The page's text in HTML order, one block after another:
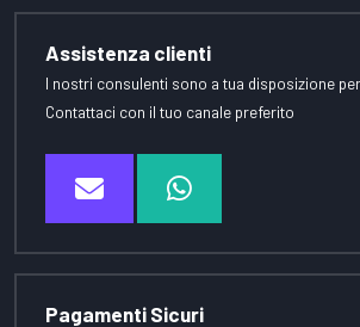
Assistenza clienti
I nostri consulenti sono a tua disposizione
Contattaci con il tuo canale preferito
Pagamenti Sicuri